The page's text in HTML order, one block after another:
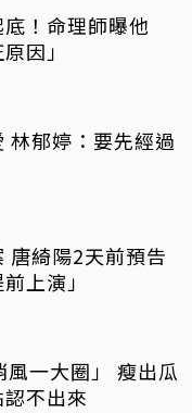
！命理師曝他
因」
唐綺陽2天前預告
上演」
一大圈」 瘦出瓜
不出來